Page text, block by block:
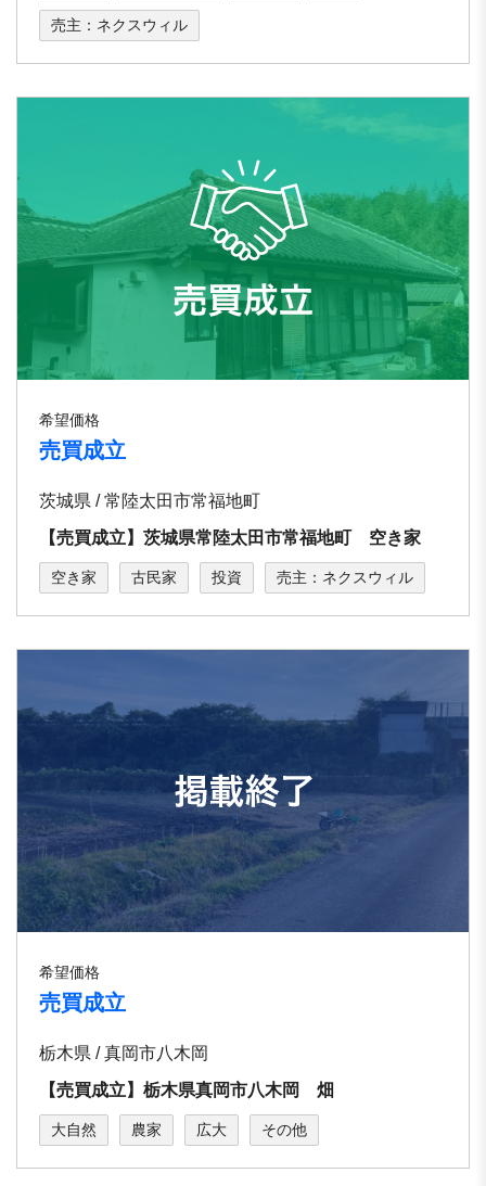
売主：ネクスウィル
希望価格
売買成立
茨城県 / 常陸太田市常福地町
【売買成立】茨城県常陸太田市常福地町 空き家
空き家 古民家 投資 売主：ネクスウィル
希望価格
売買成立
栃木県 / 真岡市八木岡
【売買成立】栃木県真岡市八木岡 畑
大自然 農家 広大 その他